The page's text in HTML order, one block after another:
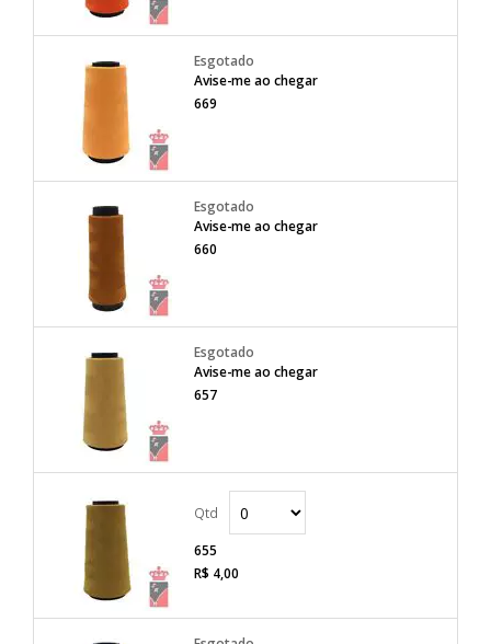
Avise-me ao chegar
669
Avise-me ao chegar
660
Avise-me ao chegar
657
655
R$ 4,00